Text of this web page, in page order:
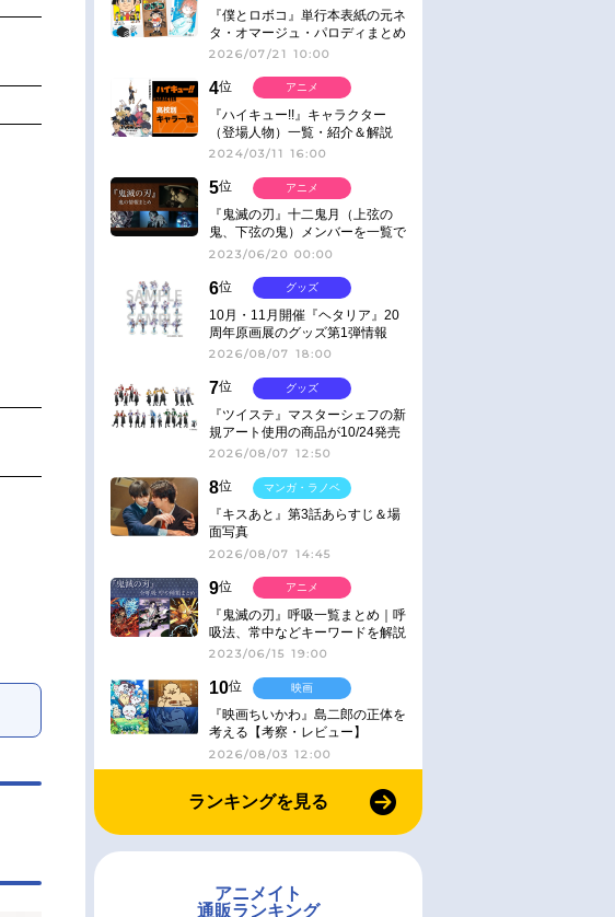
『僕とロボコ』単行本表紙の元ネ
タ・オマージュ・パロディまとめ
2026/07/21 10:00
4位
『ハイキュー!!』キャラクター
（登場人物）一覧・紹介＆解説
2024/03/11 16:00
アニメ
5位
『鬼滅の刃』十二鬼月（上弦の
鬼、下弦の鬼）メンバーを一覧で
紹介＆解説（登場鬼の情報まと
2023/06/20 00:00
アニメ
6位
10月・11月開催『ヘタリア』20
周年原画展のグッズ第1弾情報
2026/08/07 18:00
グッズ
7位
『ツイステ』マスターシェフの新
規アート使用の商品が10/24発売
2026/08/07 12:50
グッズ
8位
『キスあと』第3話あらすじ＆場
面写真
2026/08/07 14:45
マンガ・ラノベ
9位
『鬼滅の刃』呼吸一覧まとめ｜呼
吸法、常中などキーワードを解説
2023/06/15 19:00
アニメ
10位
『映画ちいかわ』島二郎の正体を
考える【考察・レビュー】
2026/08/03 12:00
映画
ランキングを見る
アニメイト
通販ランキング